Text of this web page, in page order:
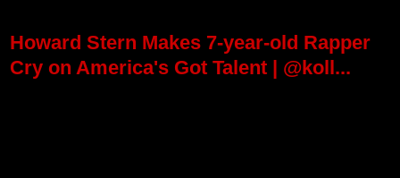
Howard Stern Makes 7-year-old Rapper
Cry on America's Got Talent | @koll...